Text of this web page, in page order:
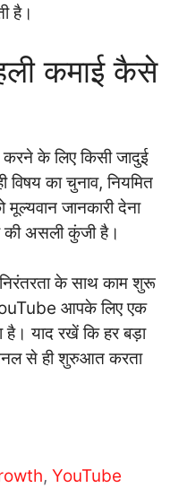
है।
कमाई कैसे
के लिए किसी जादुई
विषय का चुनाव, नियमित
मूल्यवान जानकारी देना
की असली कुंजी है।
के साथ काम शुरू
आपके लिए एक
याद रखें कि हर बड़ा
से ही शुरुआत करता
,YouTube